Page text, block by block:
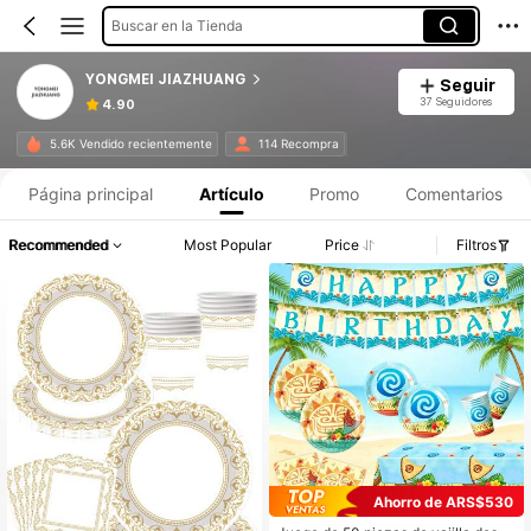
Buscar en la Tienda
YONGMEI JIAZHUANG
4.90
Seguir
37 Seguidores
5.6K Vendido recientemente 114 Recompra
Página principal Artículo Promo Comentarios
Recommended Most Popular Price Filtros
Ahorro de ARS$530